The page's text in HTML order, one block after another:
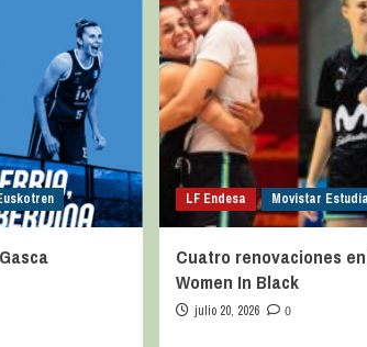
LF Endesa Movistar
Cuatro renovaciones
Women In Black
julio 20, 2026 0